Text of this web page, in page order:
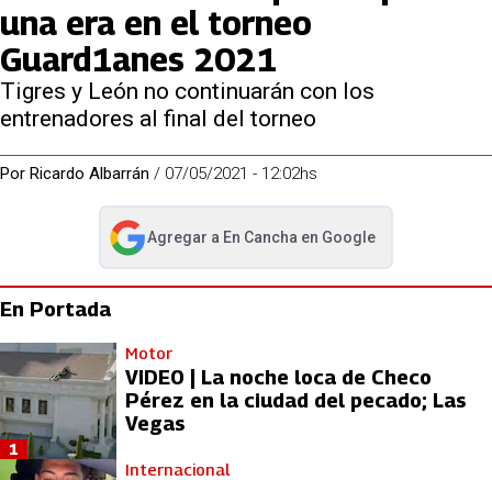
una era en el torneo
Guard1anes 2021
Tigres y León no continuarán con los
entrenadores al final del torneo
Por Ricardo Albarrán / 07/05/2021 - 12:02hs
Agregar a En Cancha en Google
abre en nueva pestaña
En Portada
Motor
VIDEO | La noche loca de Checo
Pérez en la ciudad del pecado; Las
Vegas
1
Internacional